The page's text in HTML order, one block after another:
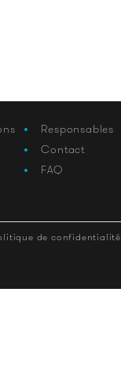
Responsables
Contact
FAQ
de confidentialité